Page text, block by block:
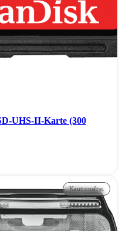
UHS-II-Karte (300
Kautionsfrei